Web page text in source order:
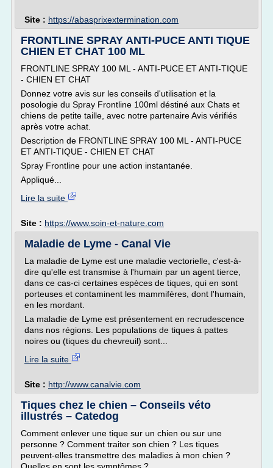
Site : https://abasprixextermination.com
FRONTLINE SPRAY ANTI-PUCE ANTI TIQUE
CHIEN ET CHAT 100 ML
FRONTLINE SPRAY 100 ML - ANTI-PUCE ET ANTI-TIQUE
- CHIEN ET CHAT
Donnez votre avis sur les conseils d'utilisation et la
posologie du Spray Frontline 100ml déstiné aux Chats et
chiens de petite taille, avec notre partenaire Avis vérifiés
après votre achat.
Description de FRONTLINE SPRAY 100 ML - ANTI-PUCE
ET ANTI-TIQUE - CHIEN ET CHAT
Spray Frontline pour une action instantanée.
Appliqué...
Lire la suite
Site : https://www.soin-et-nature.com
Maladie de Lyme - Canal Vie
La maladie de Lyme est une maladie vectorielle, c'est-à-
dire qu'elle est transmise à l'humain par un agent tierce,
dans ce cas-ci certaines espèces de tiques, qui en sont
porteuses et contaminent les mammifères, dont l'humain,
en les mordant.
La maladie de Lyme est présentement en recrudescence
dans nos régions. Les populations de tiques à pattes
noires ou (tiques du chevreuil) sont...
Lire la suite
Site : http://www.canalvie.com
Tiques chez le chien – Conseils véto
illustrés – Catedog
Comment enlever une tique sur un chien ou sur une
personne ? Comment traiter son chien ? Les tiques
peuvent-elles transmettre des maladies à mon chien ?